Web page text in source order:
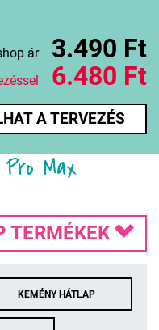
ár 3.490 Ft
6.480 Ft
A TERVEZÉS
Max
TERMÉKEK
KEMÉNY HÁTLAP